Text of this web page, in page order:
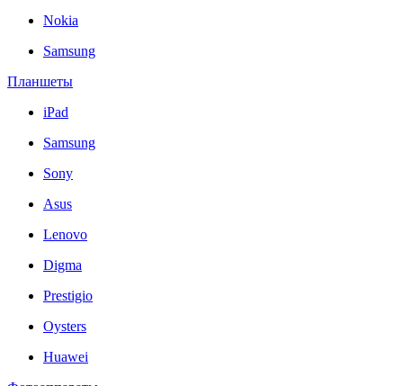
Nokia
Samsung
Планшеты
iPad
Samsung
Sony
Asus
Lenovo
Digma
Prestigio
Oysters
Huawei